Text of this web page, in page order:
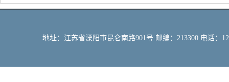
地址：江苏省溧阳市昆仑南路901号 邮编：213300 电话：